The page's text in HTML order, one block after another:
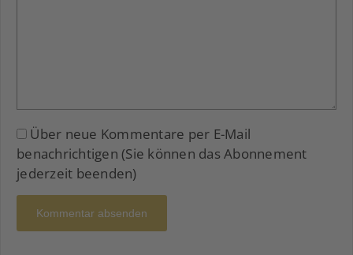
Über neue Kommentare per E-Mail
benachrichtigen (Sie können das Abonnement
jederzeit beenden)
Kommentar absenden